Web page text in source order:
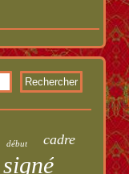
début cadre
signé